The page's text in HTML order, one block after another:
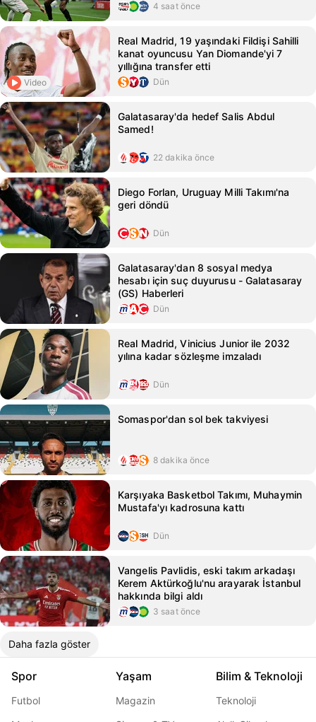
4 saat önce
Video
Real Madrid, 19 yaşındaki Fildişi Sahilli
kanat oyuncusu Yan Diomande'yi 7
yıllığına transfer etti
Dün
Galatasaray'da hedef Salis Abdul
Samed!
22 dakika önce
Diego Forlan, Uruguay Milli Takımı'na
geri döndü
Dün
Galatasaray'dan 8 sosyal medya
hesabı için suç duyurusu - Galatasaray
(GS) Haberleri
Dün
Real Madrid, Vinicius Junior ile 2032
yılına kadar sözleşme imzaladı
Dün
Somaspor'dan sol bek takviyesi
8 dakika önce
Karşıyaka Basketbol Takımı, Muhaymin
Mustafa'yı kadrosuna kattı
Dün
Vangelis Pavlidis, eski takım arkadaşı
Kerem Aktürkoğlu'nu arayarak İstanbul
hakkında bilgi aldı
3 saat önce
Daha fazla göster
Spor
Futbol
Yaşam
Magazin
Bilim & Teknoloji
Teknoloji